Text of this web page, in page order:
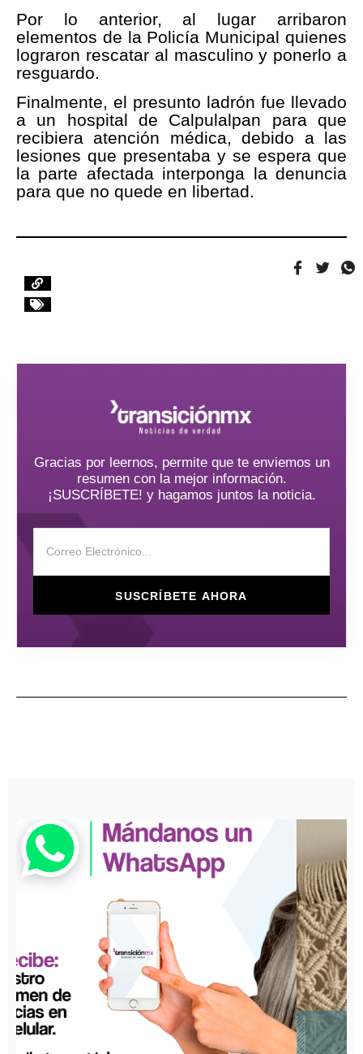
Por lo anterior, al lugar arribaron
elementos de la Policía Municipal quienes
lograron rescatar al masculino y ponerlo a
resguardo.
Finalmente, el presunto ladrón fue llevado
a un hospital de Calpulalpan para que
recibiera atención médica, debido a las
lesiones que presentaba y se espera que
la parte afectada interponga la denuncia
para que no quede en libertad.
Gracias por leernos, permite que te enviemos un
resumen con la mejor información.
¡SUSCRÍBETE! y hagamos juntos la noticia.
SUSCRÍBETE AHORA